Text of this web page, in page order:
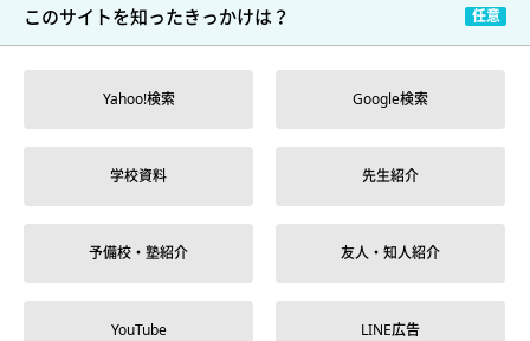
このサイトを知ったきっかけは？
Yahoo!検索 Google検索
学校資料 先生紹介
予備校・塾紹介 友人・知人紹介
YouTube LINE広告